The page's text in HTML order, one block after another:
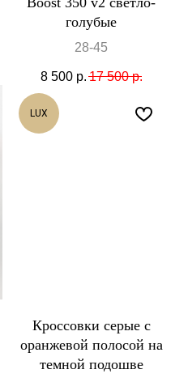
голубые
28-45
8 500 р. 17 500 р.
LUX
Кроссовки серые с
оранжевой полосой на
темной подошве